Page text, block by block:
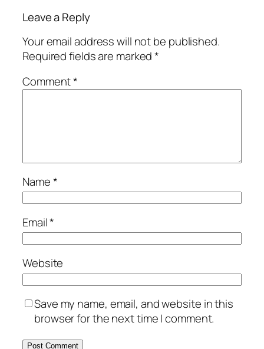
Leave a Reply
Your email address will not be published.
Required fields are marked*
Comment*
Name*
Email*
Website
Save my name, email, and website in this
browser for the next time I comment.